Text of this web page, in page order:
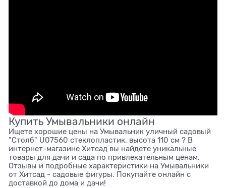
Купить Умывальники онлайн
Ищете хорошие цены на Умывальник уличный садовый
"Столб" U07560 стеклопластик, высота 110 см ? В
интернет-магазине Хитсад вы найдете уникальные
товары для дачи и сада по привлекательным ценам.
Отзывы и подробные характеристики на Умывальники
от Хитсад - садовые фигуры. Покупайте онлайн с
доставкой до дома и дачи!